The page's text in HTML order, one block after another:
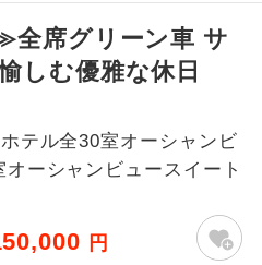
席グリーン車 サ
しむ優雅な休日
テル全30室オーシャンビ
ーシャンビュースイート
円
羽田空港往復：大人
、幼児1,160円
復：大人1,180円、子
円
740円、子供740円、幼
空港（駅）から最終日出発空港
で添乗員が同行します。
す。
に登録されている文化遺産や自